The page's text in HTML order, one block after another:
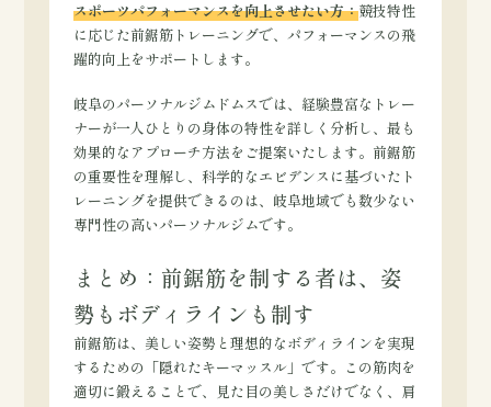
スポーツパフォーマンスを向上させたい方：競技特性
に応じた前鋸筋トレーニングで、パフォーマンスの飛
躍的向上をサポートします。
岐阜のパーソナルジムドムスでは、経験豊富なトレー
ナーが一人ひとりの身体の特性を詳しく分析し、最も
効果的なアプローチ方法をご提案いたします。前鋸筋
の重要性を理解し、科学的なエビデンスに基づいたト
レーニングを提供できるのは、岐阜地域でも数少ない
専門性の高いパーソナルジムです。
まとめ：前鋸筋を制する者は、姿
勢もボディラインも制す
前鋸筋は、美しい姿勢と理想的なボディラインを実現
するための「隠れたキーマッスル」です。この筋肉を
適切に鍛えることで、見た目の美しさだけでなく、肩